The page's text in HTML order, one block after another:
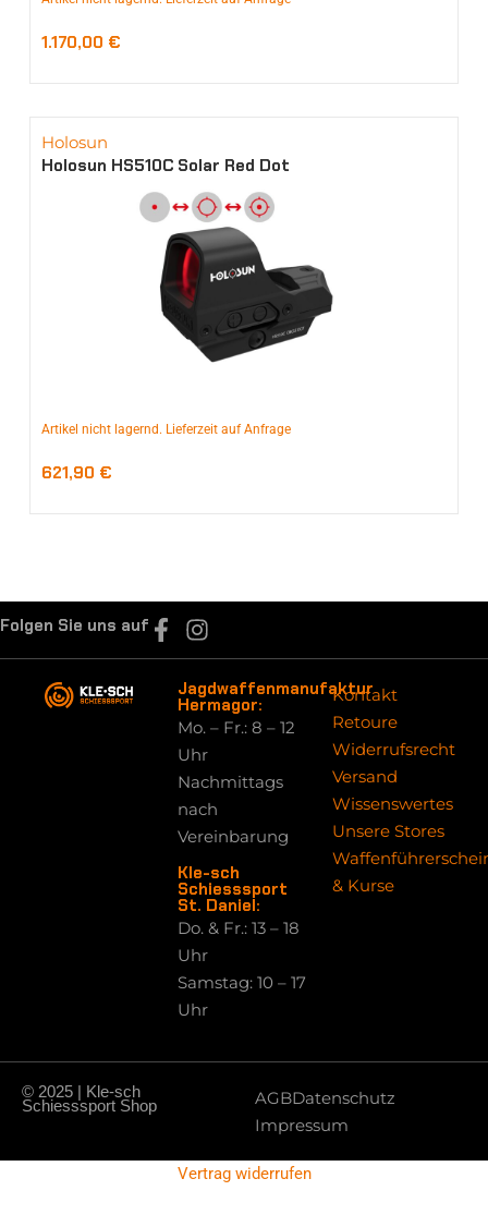
1.170,00 €
Holosun
Holosun HS510C Solar Red Dot
Artikel nicht lagernd. Lieferzeit auf Anfrage
621,90 €
Folgen Sie uns auf
Jagdwaffenmanufaktur
Hermagor:
Mo. – Fr.: 8 – 12
Uhr
Nachmittags
nach
Vereinbarung
Kle-sch
Schiesssport
St. Daniel:
Do. & Fr.: 13 – 18
Uhr
Samstag: 10 – 17
Uhr
Kontakt
Retoure
Widerrufsrecht
Versand
Wissenswertes
Unsere Stores
& Kurse
© 2025 | Kle-sch
Schiesssport Shop AGBDatenschutz
Impressum
Vertrag widerrufen